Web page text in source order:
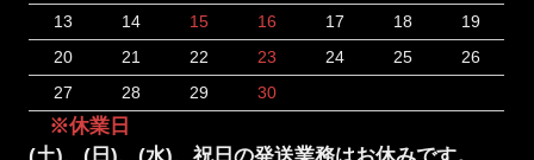
13
14 15 16 17 18
19
20
21 22 23 24 25
26
27
28 29 30
※休業日
(土)、(日)、(水)、祝日の発送業務はお休みです。